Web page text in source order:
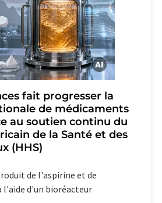
fait progresser la
de médicaments
au soutien continu du
de la Santé et des
(HHS)
de l'aspirine et de
d'un bioréacteur